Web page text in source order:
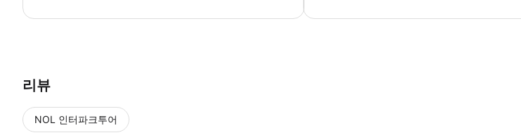
리뷰
NOL 인터파크투어